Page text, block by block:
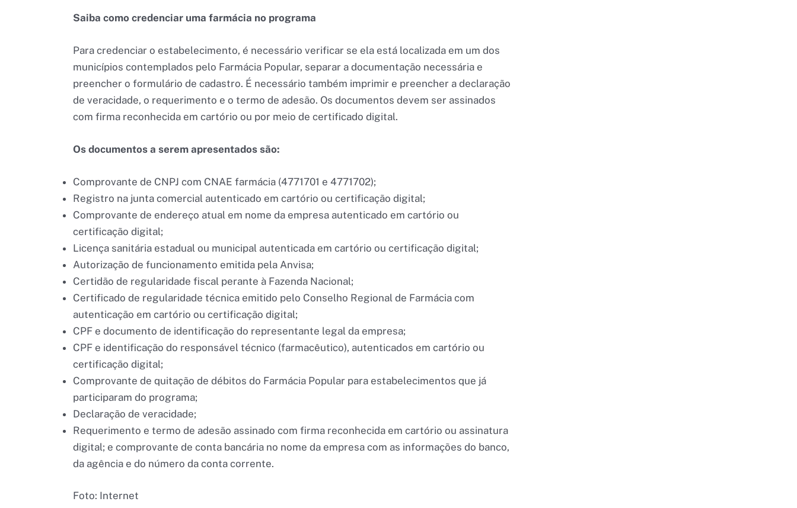
Saiba como credenciar uma farmácia no programa
Para credenciar o estabelecimento, é necessário verificar se ela está localizada em um dos
municípios contemplados pelo Farmácia Popular, separar a documentação necessária e
preencher o formulário de cadastro. É necessário também imprimir e preencher a declaração
de veracidade, o requerimento e o termo de adesão. Os documentos devem ser assinados
com firma reconhecida em cartório ou por meio de certificado digital.
Os documentos a serem apresentados são:
Comprovante de CNPJ com CNAE farmácia (4771701 e 4771702);
Registro na junta comercial autenticado em cartório ou certificação digital;
Comprovante de endereço atual em nome da empresa autenticado em cartório ou
certificação digital;
Licença sanitária estadual ou municipal autenticada em cartório ou certificação digital;
Autorização de funcionamento emitida pela Anvisa;
Certidão de regularidade fiscal perante à Fazenda Nacional;
Certificado de regularidade técnica emitido pelo Conselho Regional de Farmácia com
autenticação em cartório ou certificação digital;
CPF e documento de identificação do representante legal da empresa;
CPF e identificação do responsável técnico (farmacêutico), autenticados em cartório ou
certificação digital;
Comprovante de quitação de débitos do Farmácia Popular para estabelecimentos que já
participaram do programa;
Declaração de veracidade;
Requerimento e termo de adesão assinado com firma reconhecida em cartório ou assinatura
digital; e comprovante de conta bancária no nome da empresa com as informações do banco,
da agência e do número da conta corrente.
Foto: Internet